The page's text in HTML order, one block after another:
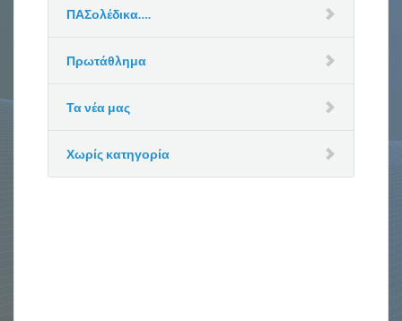
ΠΑΣολέδικα….
Πρωτάθλημα
Τα νέα μας
Χωρίς κατηγορία